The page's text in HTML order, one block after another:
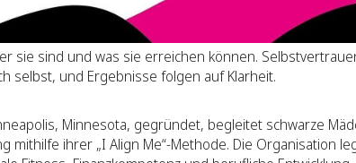
sie sind und was sie erreichen können.
selbst, und Ergebnisse folgen auf Klarheit.
Minnesota, gegründet, begleitet schwarze
mithilfe ihrer „I Align Me“-Methode. Die Organisation